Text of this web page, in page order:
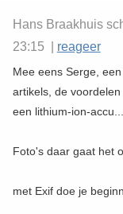
Hans Braakhuis
23:15 | reageer
Mee eens Serge,
artikels, de
een lithium-ion-
Foto's daar gaat het
met Exif doe je